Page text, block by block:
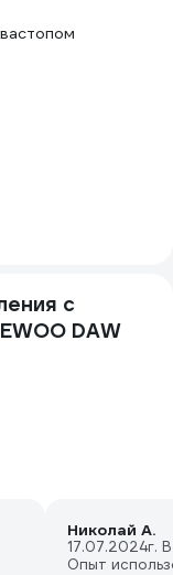
с
DAW
Николай А.
17.07.2024г.
Опыт